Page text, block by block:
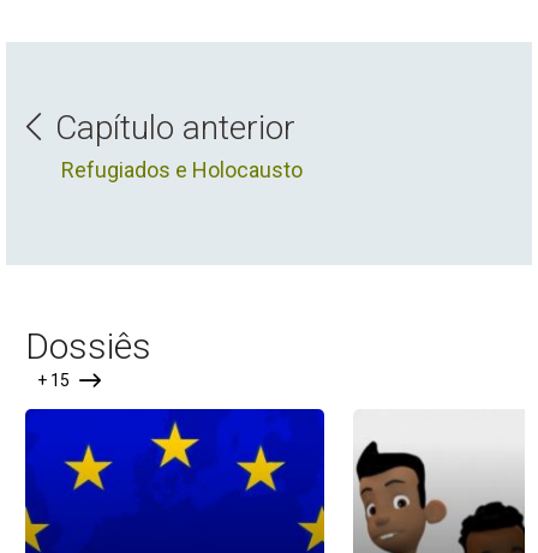
Capítulo anterior
Refugiados e Holocausto
Dossiês
+ 15